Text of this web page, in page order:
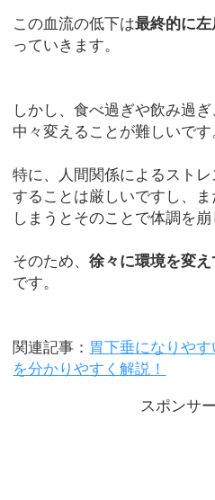
この血流の低下は最終的に左
っていきます。
しかし、食べ過ぎや飲み過
中々変えることが難しいです
特に、人間関係によるスト
することは厳しいですし、
しまうとそのことで体調を崩
そのため、徐々に環境を変え
です。
関連記事： 胃下垂になりや
を分かりやすく解説！
スポンサ